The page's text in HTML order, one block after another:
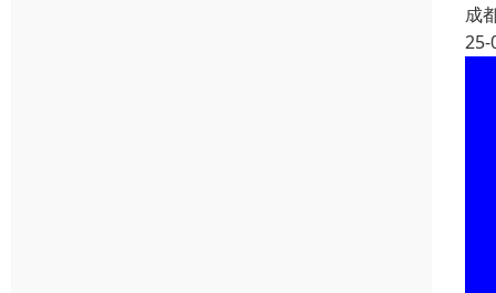
成
25-